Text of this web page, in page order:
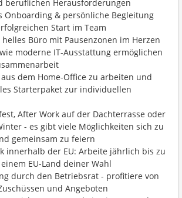
beruflichen Herausforderungen
Onboarding & persönliche Begleitung
Start im Team
Büro mit Pausenzonen im Herzen
moderne IT-Ausstattung ermöglichen
dem Home-Office zu arbeiten und
Starterpaket zur individuellen
After Work auf der Dachterrasse oder
- es gibt viele Möglichkeiten sich zu
gemeinsam zu feiern
innerhalb der EU: Arbeite jährlich bis zu
EU-Land deiner Wahl
durch den Betriebsrat - profitiere von
und Angeboten